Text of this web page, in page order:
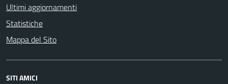
Ultimi aggiornamenti
Statistiche
Mappa del Sito
SITI AMICI